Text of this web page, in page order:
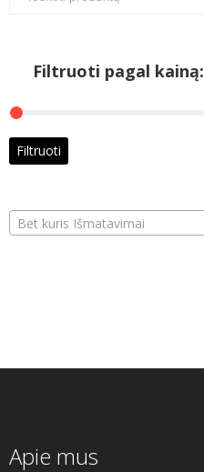
Filtruoti pagal kainą:
Filtruoti
Bet kuris Išmatavimai
Apie mus